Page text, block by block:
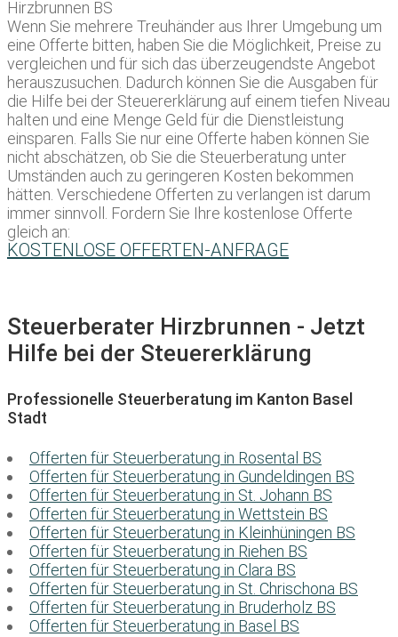
Wenn Sie mehrere Treuhänder aus Ihrer Umgebung um
eine Offerte bitten, haben Sie die Möglichkeit, Preise zu
vergleichen und für sich das überzeugendste Angebot
herauszusuchen. Dadurch können Sie die Ausgaben für
die Hilfe bei der Steuererklärung auf einem tiefen Niveau
halten und eine Menge Geld für die Dienstleistung
einsparen. Falls Sie nur eine Offerte haben können Sie
nicht abschätzen, ob Sie die Steuerberatung unter
Umständen auch zu geringeren Kosten bekommen
hätten. Verschiedene Offerten zu verlangen ist darum
immer sinnvoll. Fordern Sie Ihre kostenlose Offerte
gleich an:
KOSTENLOSE OFFERTEN-ANFRAGE
Steuerberater Hirzbrunnen - Jetzt
Hilfe bei der Steuererklärung
Professionelle Steuerberatung im Kanton Basel
Stadt
Offerten für Steuerberatung in Rosental BS
Offerten für Steuerberatung in Gundeldingen BS
Offerten für Steuerberatung in St. Johann BS
Offerten für Steuerberatung in Wettstein BS
Offerten für Steuerberatung in Kleinhüningen BS
Offerten für Steuerberatung in Riehen BS
Offerten für Steuerberatung in Clara BS
Offerten für Steuerberatung in St. Chrischona BS
Offerten für Steuerberatung in Bruderholz BS
Offerten für Steuerberatung in Basel BS